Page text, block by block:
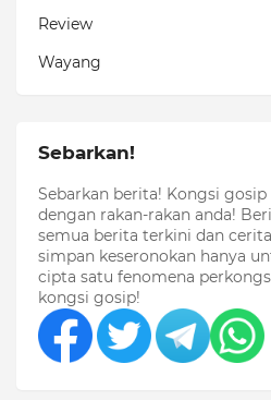
Review
Wayang
Sebarkan!
Sebarkan berita! Kongsi
dengan rakan-rakan anda!
semua berita terkini dan
simpan keseronokan hanya
cipta satu fenomena
kongsi gosip!